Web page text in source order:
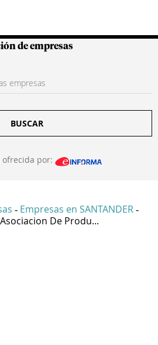
Colombianas
de empresas
BUSCAR
por:
- Empresas en SANTANDER -
Asociacion De Produ...